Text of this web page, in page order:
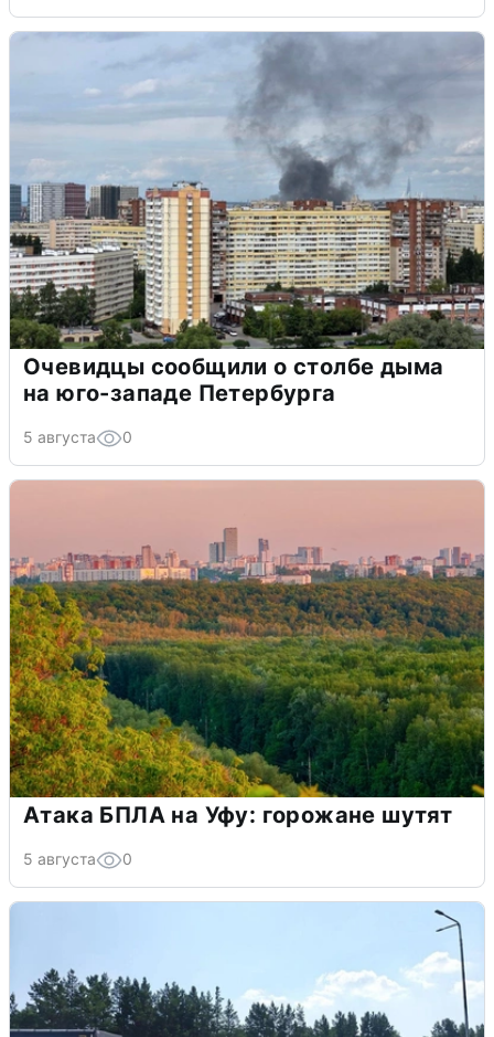
Очевидцы сообщили о столбе дыма
на юго-западе Петербурга
5 августа 0
Атака БПЛА на Уфу: горожане шутят
5 августа 0